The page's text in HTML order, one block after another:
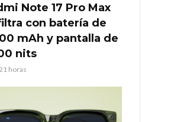
Note 17 Pro Max
con batería de
mAh y pantalla de
nits
horas